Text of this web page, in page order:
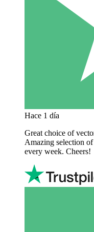
Hace 1 día
Great choice of
Amazing selection
every week. Cheers!